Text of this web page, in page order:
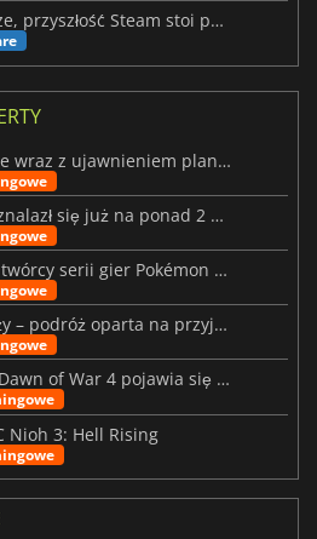
Projekt Helix znów w grze, przyszłość Steam stoi pod znakiem zapytania
MARVEL Tōkon debiutuje wraz z ujawnieniem planu rozwoju na pierwszy rok
Resident Evil: Veronica znalazł się już na ponad 2 milionach list życzeń
Beast of Reincarnation: twórcy serii gier Pokémon wkraczają na nową ścieżkę
Big Walk już w sprzedaży – podróż oparta na przyjaźni
W Warhammer 40,000: Dawn of War 4 pojawia się frakcja Nekronów
Nioh 3: Hell Rising